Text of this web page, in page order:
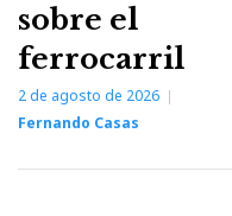
sobre el
ferrocarril
2 de agosto de 2026
Fernando Casas